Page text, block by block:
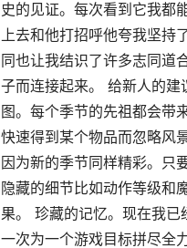
史的见证。每次看到它我都
上去和他打招呼他夸我坚持
同也让我结识了许多志同道
子而连接起来。 给新人的
图。每个季节的先祖都会带
快速得到某个物品而忽略风
因为新的季节同样精彩。只
隐藏的细节比如动作等级和
果。 珍藏的记忆。现在我
一次为一个游戏目标拼尽全